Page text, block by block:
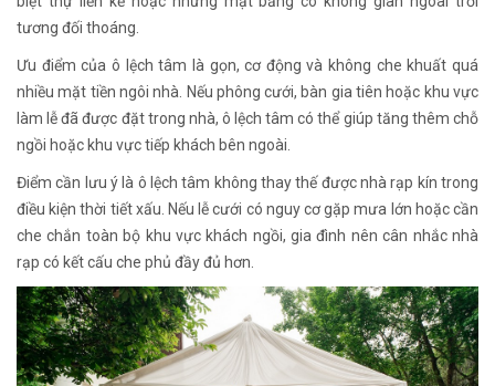
tương đối thoáng.
Ưu điểm của ô lệch tâm là gọn, cơ động và không che khuất quá
nhiều mặt tiền ngôi nhà. Nếu phông cưới, bàn gia tiên hoặc khu vực
làm lễ đã được đặt trong nhà, ô lệch tâm có thể giúp tăng thêm chỗ
ngồi hoặc khu vực tiếp khách bên ngoài.
Điểm cần lưu ý là ô lệch tâm không thay thế được nhà rạp kín trong
điều kiện thời tiết xấu. Nếu lễ cưới có nguy cơ gặp mưa lớn hoặc cần
che chắn toàn bộ khu vực khách ngồi, gia đình nên cân nhắc nhà
rạp có kết cấu che phủ đầy đủ hơn.